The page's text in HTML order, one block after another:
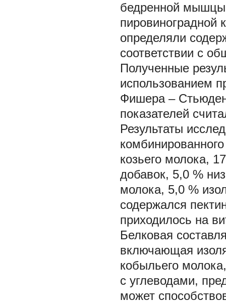
бедренной мышцы
пировиноградной
определяли
соответствии с
Полученные
использованием
Фишера –
показателей
Результаты
козьего молока,
добавок, 5,0 %
молока, 5,0 %
содержался
приходилось на
Белковая
включающая
кобыльего
с углеводами,
может